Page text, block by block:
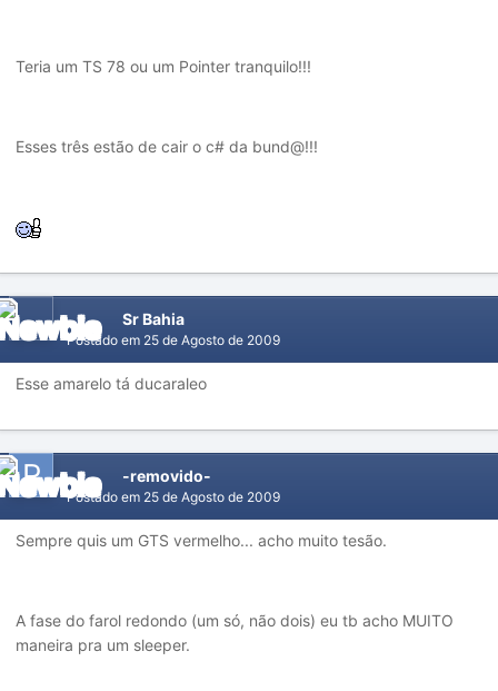
Teria um TS 78 ou um Pointer tranquilo!!!
Esses três estão de cair o c# da bund@!!!
Sr Bahia
Postado em 25 de Agosto de 2009
Esse amarelo tá ducaraleo
-removido-
Postado em 25 de Agosto de 2009
Sempre quis um GTS vermelho... acho muito tesão.
A fase do farol redondo (um só, não dois) eu tb acho MUITO
maneira pra um sleeper.